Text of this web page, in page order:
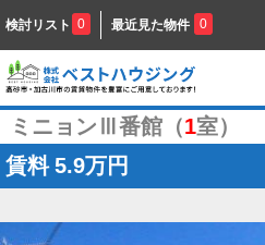
検討リスト 0 最近見た物件 0
ミニョンⅢ番館（1室）
賃料 5.9万円